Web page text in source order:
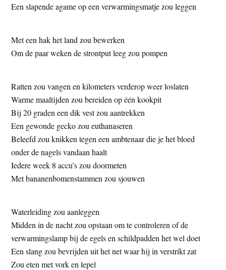
Een slapende agame op een verwarmingsmatje zou leggen
Met een hak het land zou bewerken
Om de paar weken de strontput leeg zou pompen
Ratten zou vangen en kilometers verderop weer loslaten
Warme maaltijden zou bereiden op één kookpit
Bij 20 graden een dik vest zou aantrekken
Een gewonde gecko zou euthanaseren
Beleefd zou knikken tegen een ambtenaar die je het bloed
onder de nagels vandaan haalt
Iedere week 8 accu’s zou doormeten
Met bananenbomenstammen zou sjouwen
Waterleiding zou aanleggen
Midden in de nacht zou opstaan om te controleren of de
verwarmingslamp bij de egels en schildpadden het wel doet
Een slang zou bevrijden uit het net waar hij in verstrikt zat
Zou eten met vork en lepel